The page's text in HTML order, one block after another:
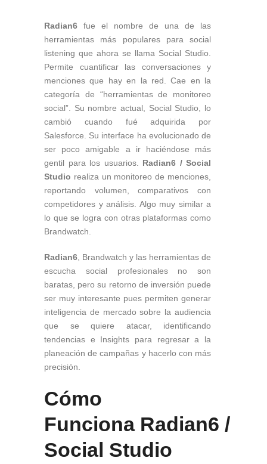
Radian6 fue el nombre de una de las
herramientas más populares para social
listening que ahora se llama Social Studio.
Permite cuantificar las conversaciones y
menciones que hay en la red. Cae en la
categoría de “herramientas de monitoreo
social”. Su nombre actual, Social Studio, lo
cambió cuando fué adquirida por
Salesforce. Su interface ha evolucionado de
ser poco amigable a ir haciéndose más
gentil para los usuarios. Radian6 / Social
Studio realiza un monitoreo de menciones,
reportando volumen, comparativos con
competidores y análisis. Algo muy similar a
lo que se logra con otras plataformas como
Brandwatch.
Radian6 , Brandwatch y las herramientas de
escucha social profesionales no son
baratas, pero su retorno de inversión puede
ser muy interesante pues permiten generar
inteligencia de mercado sobre la audiencia
que se quiere atacar, identificando
tendencias e Insights para regresar a la
planeación de campañas y hacerlo con más
precisión.
Cómo
Funciona Radian6 /
Social Studio